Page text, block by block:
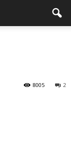
2
8005